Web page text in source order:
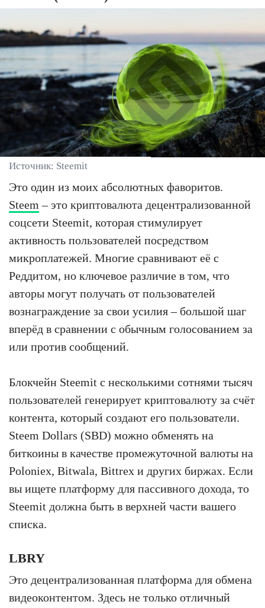
Источник: Steemit
Это один из моих абсолютных фаворитов.
Steem – это криптовалюта децентрализованной
соцсети Steemit, которая стимулирует
активность пользователей посредством
микроплатежей. Многие сравнивают её с
Реддитом, но ключевое различие в том, что
авторы могут получать от пользователей
вознаграждение за свои усилия – большой шаг
вперёд в сравнении с обычным голосованием за
или против сообщений.
Блокчейн Steemit с несколькими сотнями тысяч
пользователей генерирует криптовалюту за счёт
контента, который создают его пользователи.
Steem Dollars (SBD) можно обменять на
биткоины в качестве промежуточной валюты на
Poloniex, Bitwala, Bittrex и других биржах. Если
вы ищете платформу для пассивного дохода, то
Steemit должна быть в верхней части вашего
списка.
LBRY
Это децентрализованная платформа для обмена
видеоконтентом. Здесь не только отличный